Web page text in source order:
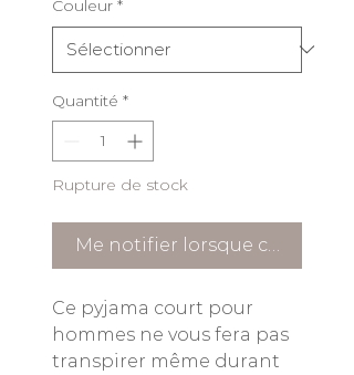
Couleur *
Quantité *
Rupture de stock
Me notifier lorsque cet article
Ce pyjama court pour
hommes ne vous fera pas
transpirer même durant